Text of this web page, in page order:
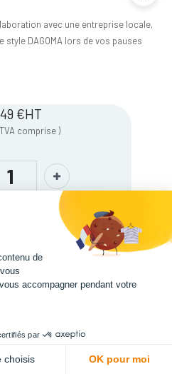
avec une entreprise locale,
DAGOMA lors de vos pauses
€HT
TVA comprise )
de
accompagner pendant votre
par
choisis OK pour moi